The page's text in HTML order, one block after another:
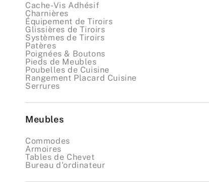
Cache-Vis Adhésif
Charnières
Équipement de Tiroirs
Glissières de Tiroirs
Systèmes de Tiroirs
Patères
Poignées & Boutons
Pieds de Meubles
Poubelles de Cuisine
Rangement Placard Cuisine
Serrures
Meubles
Commodes
Armoires
Tables de Chevet
Bureau d'ordinateur